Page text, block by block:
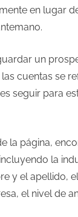
en lugar
un
cuentas se
seguir para
la página,
la
y el apellido,
el nivel de